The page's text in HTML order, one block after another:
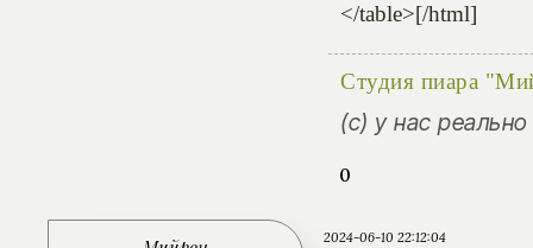
</table>[/html]
Студия пиара
(с) у нас
0
2024-06-10 22:12:04